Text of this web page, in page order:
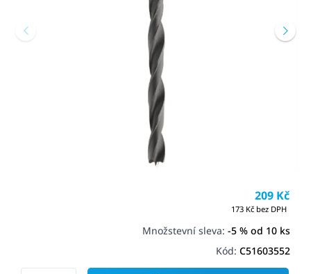
209 Kč
173 Kč bez DPH
Množstevní sleva: -5 % od 10 ks
Kód: C51603552